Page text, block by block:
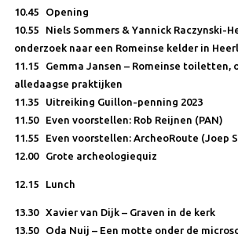
10.45 Opening
10.55 Niels Sommers & Yannick Raczynski-
onderzoek naar een Romeinse kelder in
11.15 Gemma Jansen – Romeinse toiletten,
alledaagse praktijken
11.35 Uitreiking Guillon-penning 2023
11.50 Even voorstellen: Rob Reijnen (PAN)
11.55 Even voorstellen: ArcheoRoute (Joep
12.00 Grote archeologiequiz
12.15 Lunch
13.30 Xavier van Dijk – Graven in de kerk
13.50 Oda Nuij – Een motte onder de